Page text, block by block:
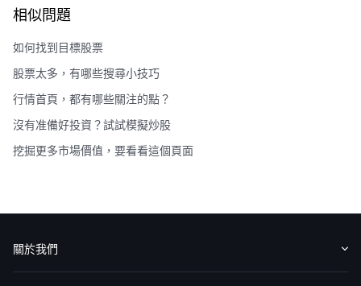
相似問題
如何找到目標股票
股票太多，有哪些搜尋小技巧
行情首頁，都有哪些關注的點？
沒有准備好投資？試試模擬炒股
挖掘更多市場價值，要看看這個頁面
關於我們